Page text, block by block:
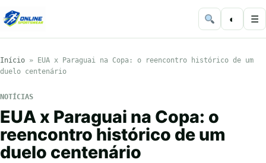
◐ ☰
Início »
EUA x Paraguai na Copa: o reencontro histórico de um
duelo centenário
NOTÍCIAS
EUA x Paraguai na Copa: o
reencontro histórico de um
duelo centenário